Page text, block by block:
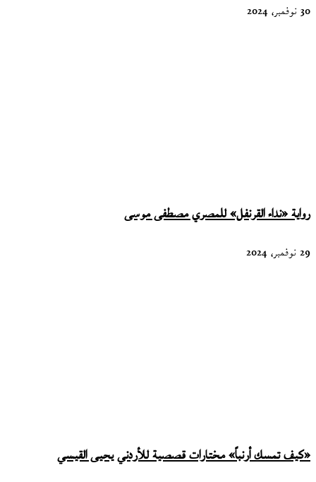
30 نوفمبر، 2024
رواية «نداء القرنفل» للمصري مصطفى موسى
29 نوفمبر، 2024
«كيف تمسك أرنباً» مختارات قصصية للأردني يحيى القيسي